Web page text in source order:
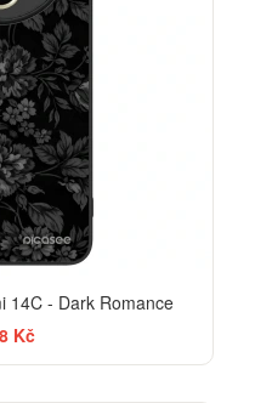
14C - Dark Romance
Kč